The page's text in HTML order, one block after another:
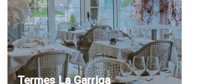
Termes La Garriga